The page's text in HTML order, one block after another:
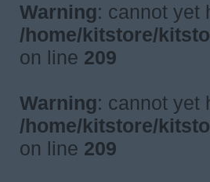
Warning: cannot yet
/home/kitstore/
on line 209
Warning: cannot yet
/home/kitstore/
on line 209